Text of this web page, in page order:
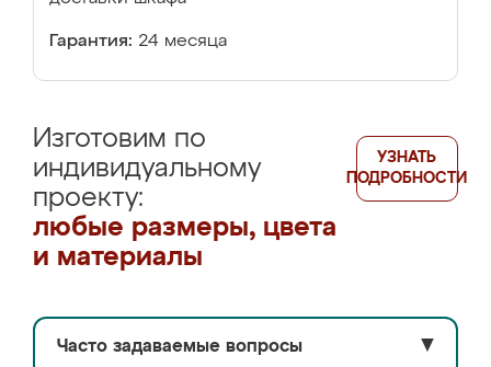
Гарантия: 24 месяца
Изготовим по
индивидуальному
проекту:
любые размеры, цвета
и материалы
УЗНАТЬ
ПОДРОБНОСТИ
Часто задаваемые вопросы ▼